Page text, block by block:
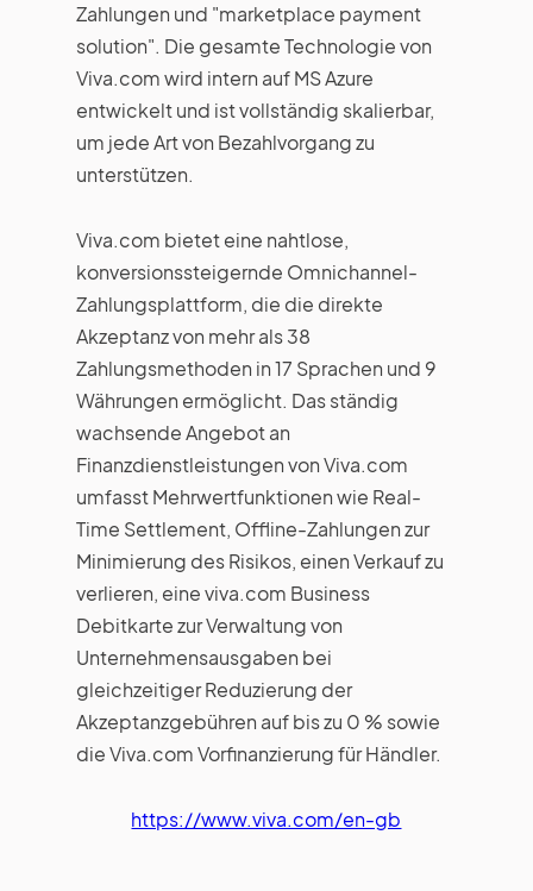
Zahlungen und "marketplace payment
solution". Die gesamte Technologie von
Viva.com wird intern auf MS Azure
entwickelt und ist vollständig skalierbar,
um jede Art von Bezahlvorgang zu
unterstützen.
Viva.com bietet eine nahtlose,
konversionssteigernde Omnichannel-
Zahlungsplattform, die die direkte
Akzeptanz von mehr als 38
Zahlungsmethoden in 17 Sprachen und 9
Währungen ermöglicht. Das ständig
wachsende Angebot an
Finanzdienstleistungen von Viva.com
umfasst Mehrwertfunktionen wie Real-
Time Settlement, Offline-Zahlungen zur
Minimierung des Risikos, einen Verkauf zu
verlieren, eine viva.com Business
Debitkarte zur Verwaltung von
Unternehmensausgaben bei
gleichzeitiger Reduzierung der
Akzeptanzgebühren auf bis zu 0 % sowie
die Viva.com Vorfinanzierung für Händler.
https://www.viva.com/en-gb